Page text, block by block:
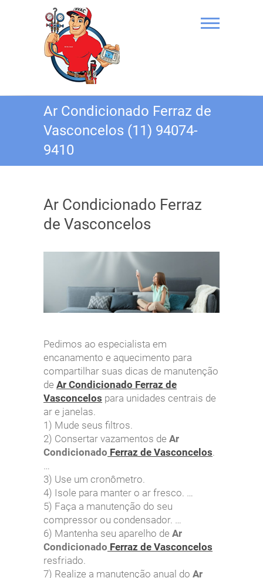
Ar Condicionado Ferraz de
Vasconcelos (11) 94074-
9410
Ar Condicionado Ferraz
de Vasconcelos
Pedimos ao especialista em
encanamento e aquecimento para
compartilhar suas dicas de manutenção
de Ar Condicionado Ferraz de
Vasconcelos para unidades centrais de
ar e janelas.
1) Mude seus filtros.
2) Consertar vazamentos de Ar
Condicionado Ferraz de Vasconcelos.
…
3) Use um cronômetro.
4) Isole para manter o ar fresco. …
5) Faça a manutenção do seu
compressor ou condensador. …
6) Mantenha seu aparelho de Ar
Condicionado Ferraz de Vasconcelos
resfriado.
7) Realize a manutenção anual do Ar